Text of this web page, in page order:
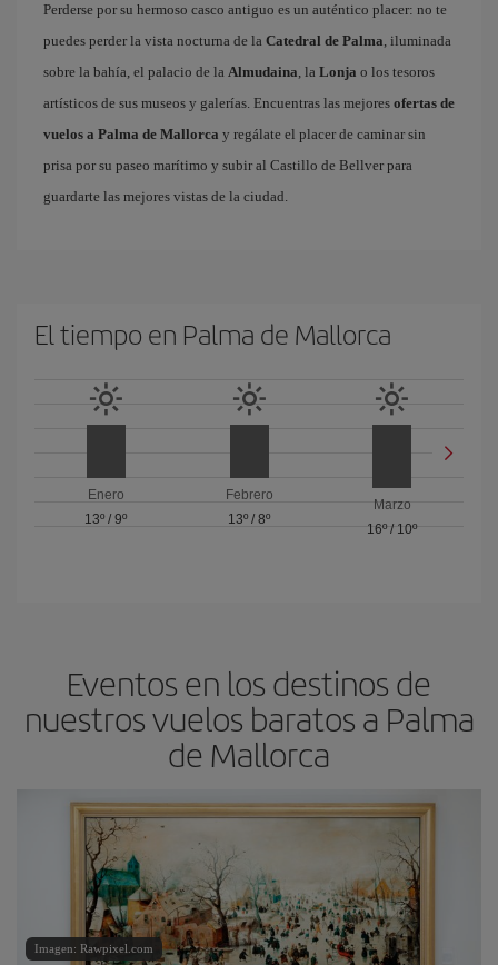
Perderse por su hermoso casco antiguo es un auténtico placer: no te
puedes perder la vista nocturna de la Catedral de Palma, iluminada
sobre la bahía, el palacio de la Almudaina, la Lonja o los tesoros
artísticos de sus museos y galerías. Encuentras las mejores ofertas de
vuelos a Palma de Mallorca y regálate el placer de caminar sin
prisa por su paseo marítimo y subir al Castillo de Bellver para
guardarte las mejores vistas de la ciudad.
El tiempo en Palma de Mallorca
Enero
13º /9º
Febrero
13º / 8º
Marzo
16º/ 10º
Eventos en los destinos de
nuestros vuelos baratos a Palma
de Mallorca
Imagen: Rawpixel.com